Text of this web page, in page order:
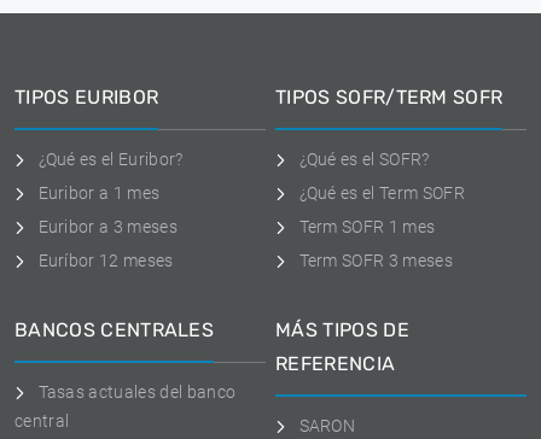
TIPOS EURIBOR
¿Qué es el Euribor?
Euribor a 1 mes
Euribor a 3 meses
Euríbor 12 meses
TIPOS SOFR/TERM SOFR
¿Qué es el SOFR?
¿Qué es el Term SOFR
Term SOFR 1 mes
Term SOFR 3 meses
BANCOS CENTRALES
Tasas actuales del banco
central
MÁS TIPOS DE
REFERENCIA
SARON